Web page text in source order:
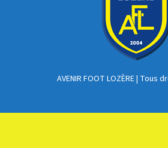
AVENIR FOOT LOZÈRE| Tous